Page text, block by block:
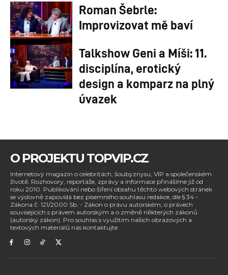
Roman Šebrle:
Improvizovat mě baví
Talkshow Geni a Míši: 11.
disciplína, erotický
design a komparz na plný
úvazek
O PROJEKTU TOPVIP.CZ
Internetový magazín o celebritách, šoubyznysu, VIP a společenském
životě. Rozhovory, reportáže, zprávy a informace přinášíme již od
roku 2010. Publikování nebo šíření obsahu těchto webových stránek
se výslovně zapovídá bez písemného souhlasu redakce, dle § 34 -
Zákona č. 121/2000 Sb. - Zákon o právu autorském, o právech
souvisejících s právem autorským a o změně některých zákonů
(autorský zákon). Pro souhlas s využitím našich obrazových a
textových materiálů nás kontaktujte.